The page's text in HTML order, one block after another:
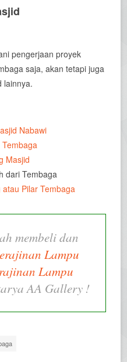
pengerjaan proyek
saja, akan tetapi juga
lainnya.
Nabawi
Masjid
dari Tembaga
Pilar Tembaga
membeli dan
Lampu
Lampu
AA Gallery !